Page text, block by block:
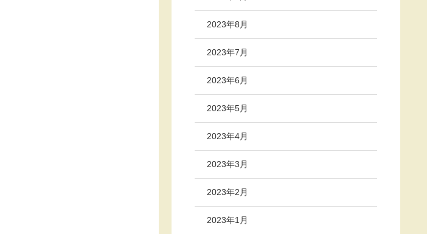
2023年8月
2023年7月
2023年6月
2023年5月
2023年4月
2023年3月
2023年2月
2023年1月